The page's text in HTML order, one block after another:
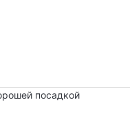
посадкой